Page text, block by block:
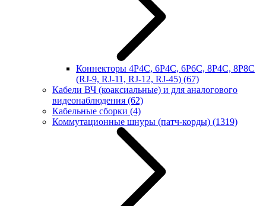
Коннекторы 4P4C, 6P4C, 6P6C, 8P4C, 8P8C
(RJ-9, RJ-11, RJ-12, RJ-45) (67)
Кабели ВЧ (коаксиальные) и для аналогового
видеонаблюдения (62)
Кабельные сборки (4)
Коммутационные шнуры (патч-корды) (1319)